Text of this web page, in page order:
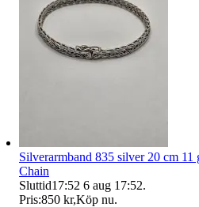
Silverarmband 835 silver 20 cm
Chain
Sluttid17:52 6 aug 17:52.
Pris:850 kr,Köp nu.